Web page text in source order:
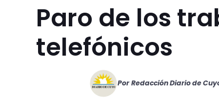
Paro de los
telefónicos
Por Redacción Diario de